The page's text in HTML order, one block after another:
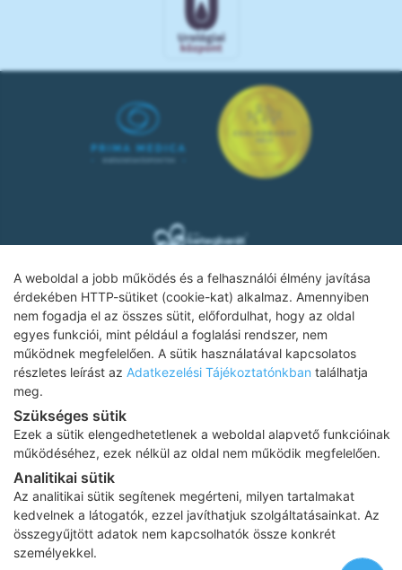
A weboldal a jobb működés és a felhasználói élmény javítása
érdekében HTTP-sütiket (cookie-kat) alkalmaz. Amennyiben
nem fogadja el az összes sütit, előfordulhat, hogy az oldal
egyes funkciói, mint például a foglalási rendszer, nem
működnek megfelelően. A sütik használatával kapcsolatos
részletes leírást az Adatkezelési Tájékoztatónkban találhatja
meg.
Szükséges sütik
Ezek a sütik elengedhetetlenek a weboldal alapvető funkcióinak
működéséhez, ezek nélkül az oldal nem működik megfelelően.
Analitikai sütik
Az analitikai sütik segítenek megérteni, milyen tartalmakat
kedvelnek a látogatók, ezzel javíthatjuk szolgáltatásainkat. Az
összegyűjtött adatok nem kapcsolhatók össze konkrét
személyekkel.
Adatkezelési tájékoztató
Impresszum
Karrier
Az oldalon feltüntetett árak az ÁFÁ-t tartalmazzák!
A képek a Shutterstock.com és a Canva.com
licence alapján
kerültek felhasználásra.
Copyright 2026 © Prima Medica Egészségközpontok . Minden jog